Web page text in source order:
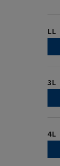
LL
3L
4L